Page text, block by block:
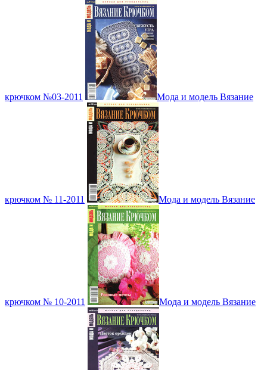
крючком №03-2011 Мода и модель Вязание
крючком № 11-2011 Мода и модель Вязание
крючком № 10-2011 Мода и модель Вязание